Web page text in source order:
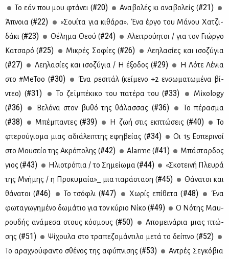
Το εάν που μου φτά­νει (#20) Ανα­βο­λές κι ανα­βο­λείς (#21)
Άπνοια (#22)
«Σουί­τα για κι­θά­ρα». Ένα έρ­γο του Μά­νου Χα­τζι­
δά­κι (#23) Θέ­λη­μα Θε­ού (#24)
Αλει­τρού­η­τοι / για τον Γιώρ­γο
Κα­τσα­ρό (#25) Μι­κρές Σο­φί­ες (#26)
Λε­η­λα­σί­ες και ισο­ζύ­για
(#27) Λε­η­λα­σί­ες και ισο­ζύ­για / H έξο­δος (#29)
Η Λό­τε Λέ­νια
στο #MeToo (#30)
Ένα ρε­σι­τάλ (κεί­με­νο +2 εν­σω­μα­τω­μέ­να βί­
ντεο) (#31) Το ζεϊ­μπέ­κι­κο του πα­τέ­ρα του (#33)
Mixology
(#36) Βε­λό­να στον βυ­θό της θά­λασ­σας (#36)
Το πέ­ρα­σμα
(#38) Μπέ­μπα­ντες (#39) Η ζωή στις εκ­πτώ­σεις (#40)
Το
φτε­ρού­γι­σμα μιας αδιά­λει­πτης εφη­βεί­ας (#34)
Οι 15 Εσπε­ρι­νοί
στο Μου­σείο της Ακρό­πο­λης (#42) Alarme (#41)
Μπά­σταρ­δος
γιος (#43) Ηλιο­τρό­πια / το Ση­μεί­ω­μα (#44)
«Σκο­τει­νή Πλευ­ρά
της Μνή­μης / η Προ­κυ­μαία»_ μια πα­ρά­στα­ση (#45)
Θά­να­τοι και
θά­να­τοι (#46) Το τσό­φλι (#47) Χω­ρίς επί­θε­τα (#48)
Ένα
φω­τα­γω­γη­μέ­νο δω­μά­τιο για τον κύ­ριο Νί­κο (#49)
Ο Νό­της Μαυ­
ρου­δής ανά­με­σα στους κό­σμους (#50)
Απο­μει­νά­ρια μιας πτώ­
σης (#51) Ψί­χου­λα στο τρα­πε­ζο­μά­ντι­λο με­τά το δεί­πνο (#52)
Το αρα­χνο­ΰ­φα­ντο σθέ­νος της αφύ­πνι­σης (#53)
Αντρές Σε­γκό­βια